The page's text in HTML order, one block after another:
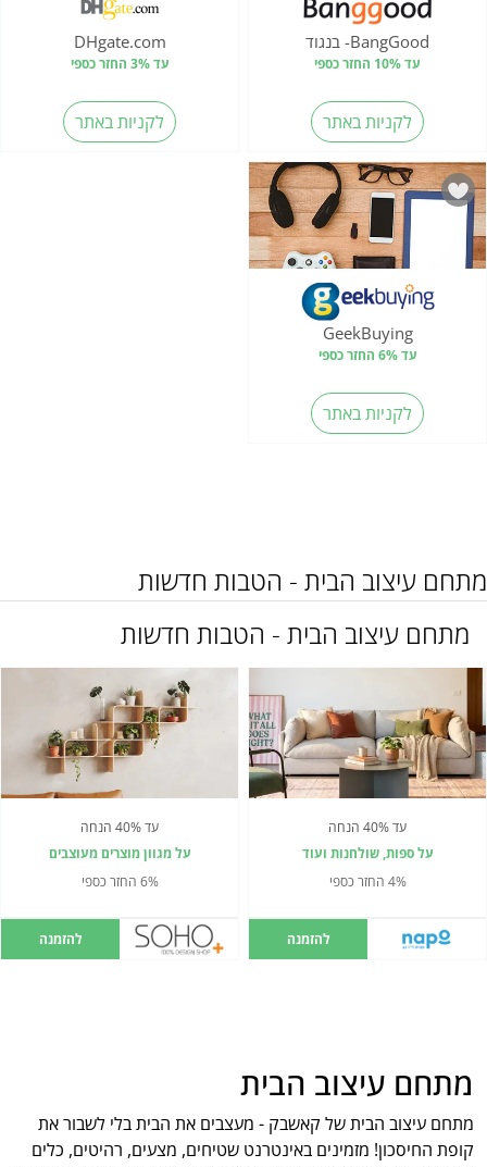
BangGood- בנגוד
עד 10% החזר כספי
לקניות באתר
DHgate.com
עד 3% החזר כספי
לקניות באתר
GeekBuying
עד 6% החזר כספי
לקניות באתר
מתחם עיצוב הבית - הטבות חדשות
מתחם עיצוב הבית - הטבות חדשות
עד 40% הנחה
על ספות, שולחנות ועוד
4% החזר כספי
להזמנה
עד 40% הנחה
על מגוון מוצרים מעוצבים
6% החזר כספי
להזמנה
מתחם עיצוב הבית
מתחם עיצוב הבית של קאשבק - מעצבים את הבית בלי לשבור את
קופת החיסכון! מזמינים באינטרנט שטיחים, מצעים, רהיטים, כלים